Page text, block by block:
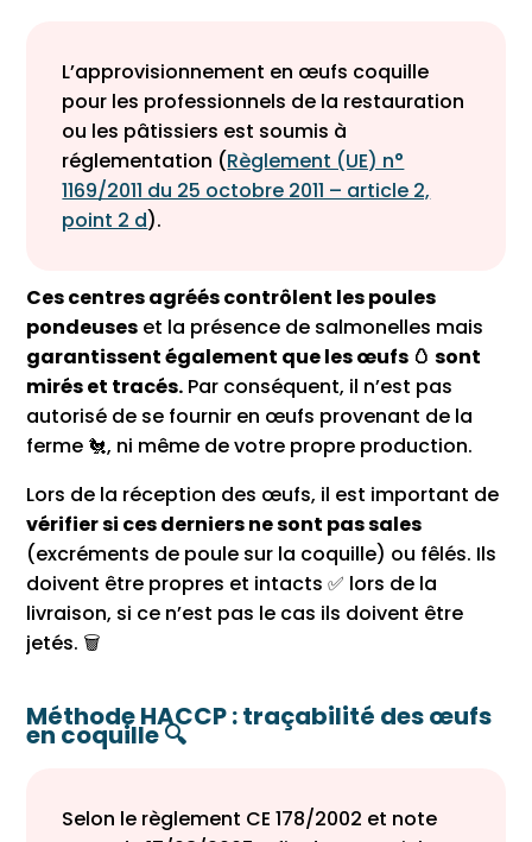
L’approvisionnement en œufs coquille
pour les professionnels de la restauration
ou les pâtissiers est soumis à
réglementation (Règlement (UE) n°
1169/2011 du 25 octobre 2011 – article 2,
point 2 d).
Ces centres agréés contrôlent les poules
pondeuses et la présence de salmonelles mais
garantissent également que les œufs 🥚 sont
mirés et tracés. Par conséquent, il n’est pas
autorisé de se fournir en œufs provenant de la
ferme 🐔, ni même de votre propre production.
Lors de la réception des œufs, il est important de
vérifier si ces derniers ne sont pas sales
(excréments de poule sur la coquille) ou fêlés. Ils
doivent être propres et intacts ✅ lors de la
livraison, si ce n’est pas le cas ils doivent être
jetés. 🗑
Méthode HACCP : traçabilité des œufs
en coquille 🔍
Selon le règlement CE 178/2002 et note